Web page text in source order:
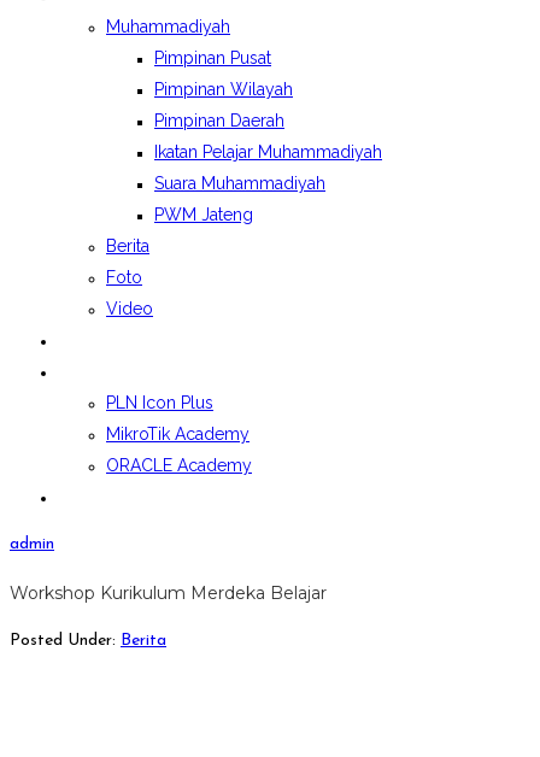
Muhammadiyah
Pimpinan Pusat
Pimpinan Wilayah
Pimpinan Daerah
Ikatan Pelajar Muhammadiyah
Suara Muhammadiyah
PWM Jateng
Berita
Foto
Video
PLN Icon Plus
MikroTik Academy
ORACLE Academy
admin
Workshop Kurikulum Merdeka Belajar
Posted Under: Berita